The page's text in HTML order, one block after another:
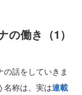
働き（1）
話をしていきま
名称は、実は連載